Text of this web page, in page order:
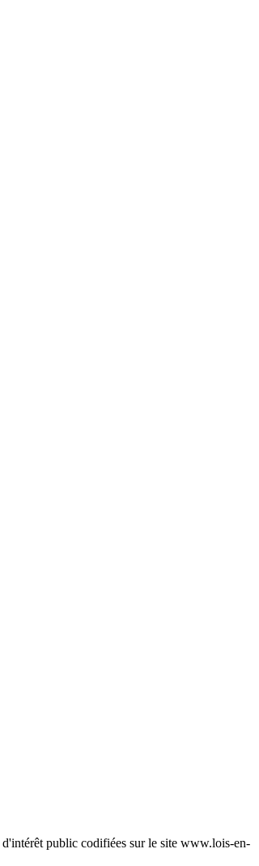
public codifiées sur le site www.lois-en-